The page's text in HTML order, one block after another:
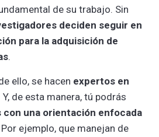
de su trabajo. Sin
deciden seguir en
para la adquisición de
.
ello, se hacen expertos en
Y, de esta manera, tú podrás
una orientación enfocada
Por ejemplo, que manejan de